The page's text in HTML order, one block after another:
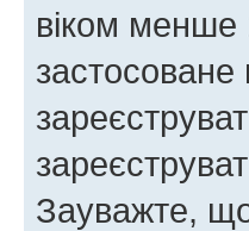
віком менше
Зауважте,